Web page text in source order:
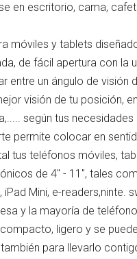
en escritorio, cama,
móviles y tablets
de fácil apertura con la
entre un ángulo de visión
visión de tu posición,
según tus necesidades
permite colocar en
tus teléfonos móviles,
de 4" - 11", tales
iPad Mini, e-readers,ninte.
y la mayoría de
ligero y se
para llevarlo